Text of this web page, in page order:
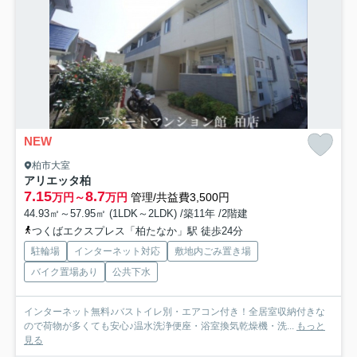
NEW
柏市大室
アリエッタ柏
7.15万円～8.7万円 管理/共益費3,500円
44.93㎡～57.95㎡ (1LDK～2LDK) /築11年 /2階建
つくばエクスプレス「柏たなか」駅 徒歩24分
駐輪場 インターネット対応
敷地内ごみ置き場
バイク置場あり
公共下水
インターネット無料♪バストイレ別・エアコン付き！全居室収納付きな
ので荷物が多くても安心♪温水洗浄便座・浴室換気乾燥機・洗...
もっと
見る